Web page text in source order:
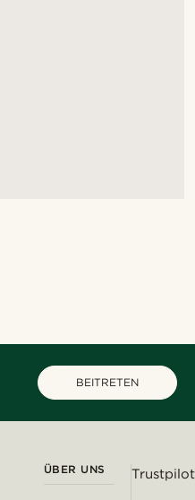
BEITRETEN
ÜBER UNS Trustpilot